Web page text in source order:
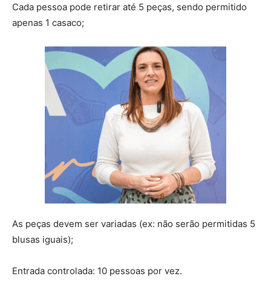
Cada pessoa pode retirar até 5 peças, sendo permitido
apenas 1 casaco;
As peças devem ser variadas (ex: não serão permitidas 5
blusas iguais);
Entrada controlada: 10 pessoas por vez.